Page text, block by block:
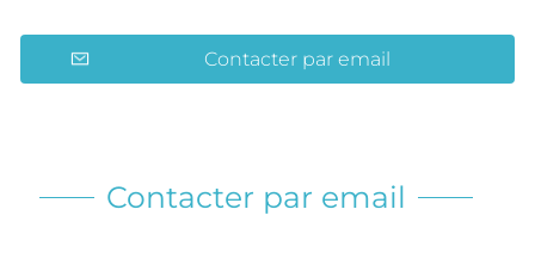
Contacter par email
Contacter par email